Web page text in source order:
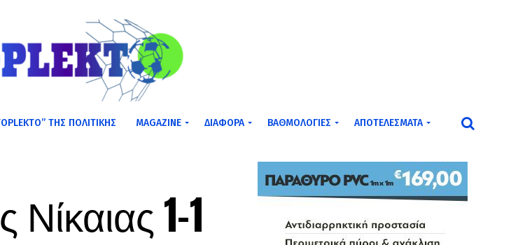
ΤΗΣ ΠΟΛΙΤΙΚΗΣ MAGAZINE ΔΙΆΦΟΡΑ ΒΑΘΜΟΛΟΓΊΕΣ ΑΠΟΤΕΛΈΣΜΑΤΑ
1-1